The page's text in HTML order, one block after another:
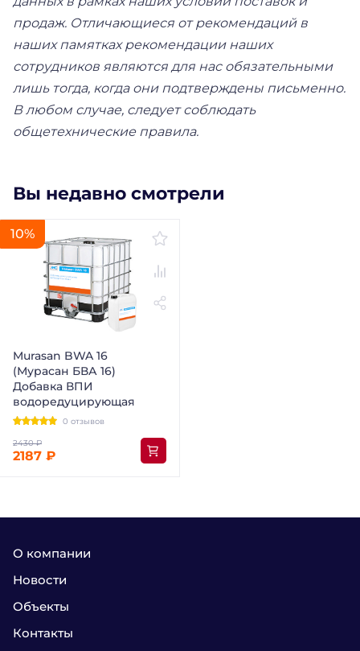
продаж. Отличающиеся от рекомендаций в
наших памятках рекомендации наших
сотрудников являются для нас обязательными
лишь тогда, когда они подтверждены письменно.
В любом случае, следует соблюдать
общетехнические правила.
Вы недавно смотрели
10%
Murasan BWA 16
(Мурасан БВА 16)
Добавка ВПИ
водоредуцирующая
0 отзывов
2187 ₽
О компании
Новости
Объекты
Контакты